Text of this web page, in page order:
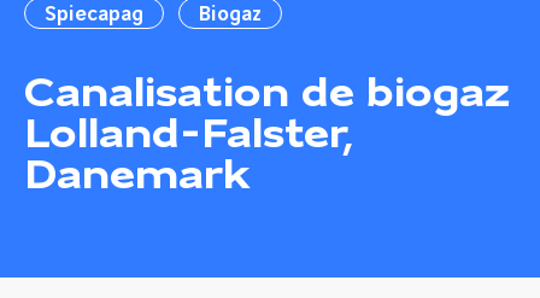
Spiecapag Biogaz
Canalisation de biogaz
Lolland-Falster,
Danemark